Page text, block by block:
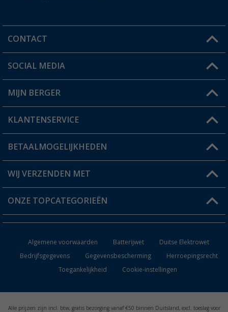
CONTACT
Een vraag?
Winkel vinden
SOCIAL MEDIA
MIJN BERGER
Mijn account
Status bestelling
Verlanglijstje
KLANTENSERVICE
FAQ & Contact
Verzendinformatie
Catalogus
BETAALMOGELIJKHEDEN
WIJ VERZENDEN MET
ONZE TOPCATEGORIEËN
Keukenaccessoires
Campingmeubilair
Campingtoiletten
Algemene voorwaarden Batterijwet
Duitse Elektrowet
Bedrijfsgegevens
Gegevensbescherming
Herroepingsrecht
Toegankelijkheid
Cookie-instellingen
Alle prijzen zijn incl. btw, gratis bezorging vanaf €50 binnen Duitsland, excl. toeslag voor